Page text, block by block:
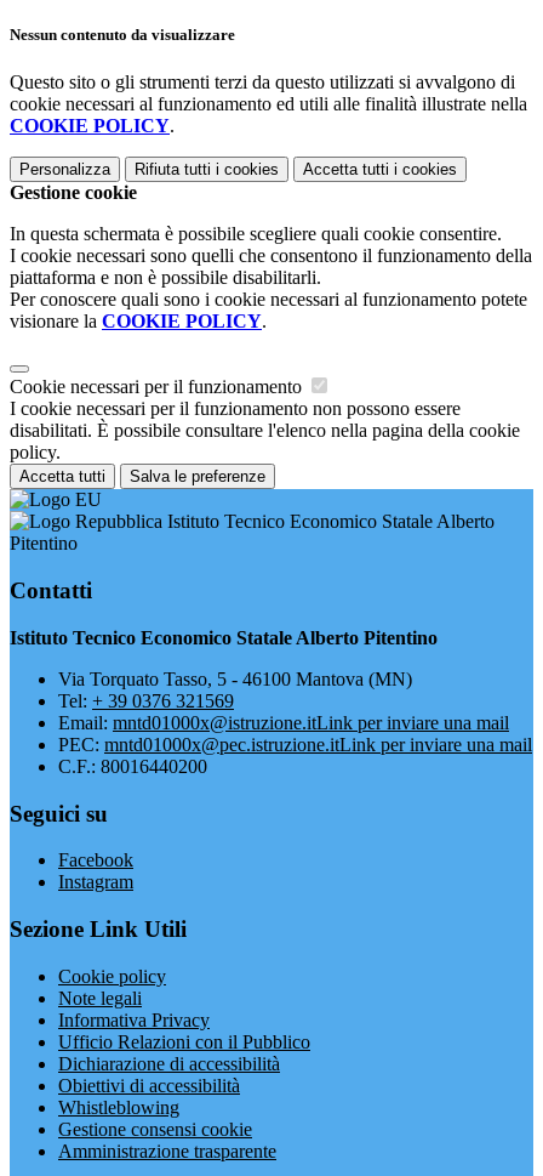
Nessun contenuto da visualizzare
Questo sito o gli strumenti terzi da questo utilizzati si avvalgono di
cookie necessari al funzionamento ed utili alle finalità illustrate nella
COOKIE POLICY.
Personalizza Rifiuta tutti i cookies Accetta tutti i cookies
Gestione cookie
In questa schermata è possibile scegliere quali cookie consentire.
I cookie necessari sono quelli che consentono il funzionamento della
piattaforma e non è possibile disabilitarli.
Per conoscere quali sono i cookie necessari al funzionamento potete
visionare la COOKIE POLICY.
Cookie necessari per il funzionamento
I cookie necessari per il funzionamento non possono essere
disabilitati. È possibile consultare l'elenco nella pagina della cookie
policy.
Accetta tutti Salva le preferenze
Istituto Tecnico Economico Statale Alberto
Pitentino
Contatti
Istituto Tecnico Economico Statale Alberto Pitentino
Via Torquato Tasso, 5 - 46100 Mantova (MN)
Tel: + 39 0376 321569
Email: mntd01000x@istruzione.itLink per inviare una mail
PEC: mntd01000x@pec.istruzione.itLink per inviare una mail
C.F.: 80016440200
Seguici su
Facebook
Instagram
Sezione Link Utili
Cookie policy
Note legali
Informativa Privacy
Ufficio Relazioni con il Pubblico
Dichiarazione di accessibilità
Obiettivi di accessibilità
Whistleblowing
Gestione consensi cookie
Amministrazione trasparente